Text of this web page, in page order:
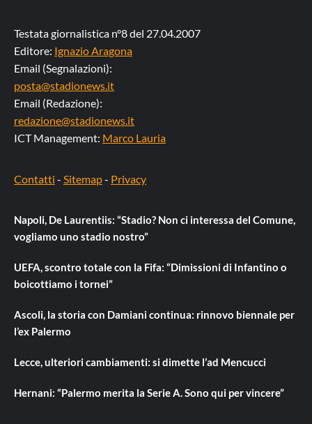
Testata giornalistica n°8 del 27.04.2007
Editore: Ignazio Aragona
Email (Segnalazioni):
posta@stadionews.it
Email (Redazione):
redazione@stadionews.it
ICT Management: Marco Lauria
Contatti - Sitemap- Privacy
Napoli, De Laurentiis: “Stadio? Non ci interessa del Comune,
vogliamo uno stadio nostro”
UEFA, scontro totale con la Fifa: “Dimissioni di Infantino o
boicottiamo i tornei”
Ascoli, la storia con Damiani continua: rinnovo biennale per
l’ex Palermo
Lecce, ulteriori cambiamenti: si dimette l’ad Mencucci
Hernani: “Palermo merita la Serie A. Sono qui per vincere”